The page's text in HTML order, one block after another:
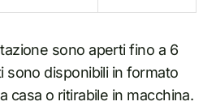
sono aperti fino a 6
sono disponibili in formato
casa o ritirabile in macchina.